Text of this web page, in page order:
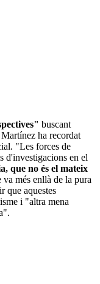
buscant
ha recordat
"Les forces de
d'investigacions en el
que no és el mateix
més enllà de la pura
que aquestes
i "altra mena